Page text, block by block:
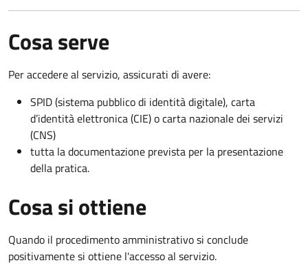
Cosa serve
Per accedere al servizio, assicurati di avere:
SPID (sistema pubblico di identità digitale), carta
d’identità elettronica (CIE) o carta nazionale dei servizi
(CNS)
tutta la documentazione prevista per la presentazione
della pratica.
Cosa si ottiene
Quando il procedimento amministrativo si conclude
positivamente si ottiene l'accesso al servizio.